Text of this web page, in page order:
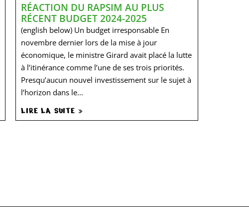
RÉACTION DU RAPSIM AU PLUS
RÉCENT BUDGET 2024-2025
(english below) Un budget irresponsable En
novembre dernier lors de la mise à jour
économique, le ministre Girard avait placé la lutte
à l’itinérance comme l’une de ses trois priorités.
Presqu’aucun nouvel investissement sur le sujet à
l’horizon dans le...
LIRE LA SUITE »